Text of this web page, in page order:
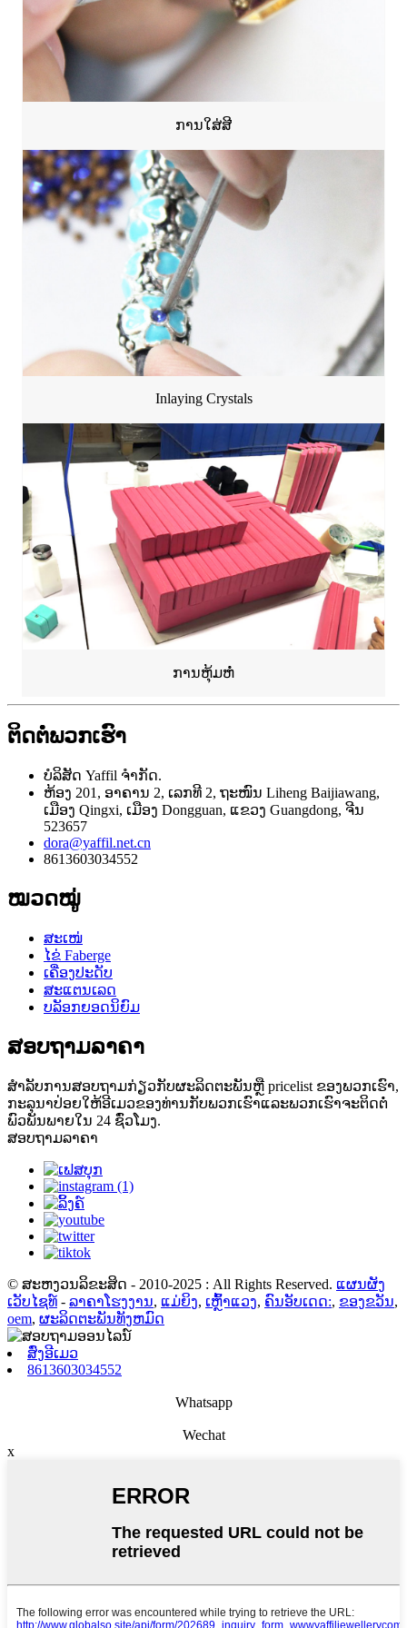
ການໃສ່ສີ
Inlaying Crystals
ການຫຸ້ມຫໍ່
ຕິດຕໍ່ພວກເຮົາ
ບໍລິສັດ Yaffil ຈໍາກັດ.
ຫ້ອງ 201, ອາຄານ 2, ເລກທີ 2, ຖະໜົນ Liheng Baijiawang,
ເມືອງ Qingxi, ເມືອງ Dongguan, ແຂວງ Guangdong, ຈີນ
523657
dora@yaffil.net.cn
8613603034552
ໝວດໝູ່
ສະເໜ່
ໄຂ່ Faberge
ເຄື່ອງປະດັບ
ສະແຕນເລດ
ບລັອກຍອດນິຍົມ
ສອບຖາມລາຄາ
ສໍາ​ລັບ​ການ​ສອບ​ຖາມ​ກ່ຽວ​ກັບ​ຜະ​ລິດ​ຕະ​ພັນ​ຫຼື pricelist ຂອງ​ພວກ​ເຮົາ​,
ກະ​ລຸ​ນາ​ປ່ອຍ​ໃຫ້​ອີ​ເມວ​ຂອງ​ທ່ານ​ກັບ​ພວກ​ເຮົາ​ແລະ​ພວກ​ເຮົາ​ຈະ​ຕິດ​ຕໍ່​
ພົວ​ພັນ​ພາຍ​ໃນ 24 ຊົ່ວ​ໂມງ​.
ສອບຖາມລາຄາ
© ສະຫງວນລິຂະສິດ - 2010-2025 : All Rights Reserved. ແຜນຜັງ
ເວັບໄຊທ໌ - ລາຄາໂຮງງານ, ແມ່ຍິງ, ເຫຼົ້າແວງ, ຄົນອັບເດດ:, ຂອງຂວັນ,
oem, ຜະລິດຕະພັນທັງຫມົດ
ສົ່ງອີເມວ
8613603034552
Whatsapp
Wechat
x